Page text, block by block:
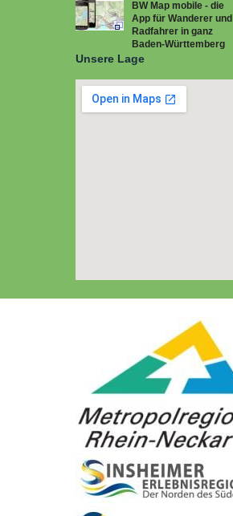
BW Map mobile - die
App für Wanderer und
Radfahrer in ganz
Baden-Württemberg
Unsere Lage